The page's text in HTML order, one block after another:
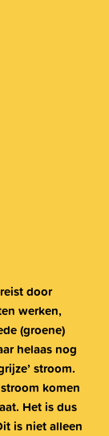
door
werken,
(groene)
helaas nog
stroom.
komen
Het is dus
is niet alleen